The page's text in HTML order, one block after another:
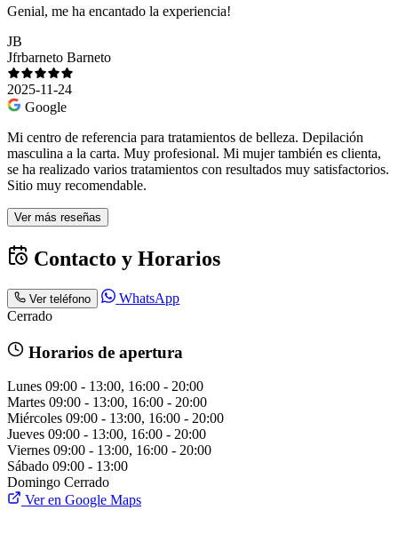
Genial, me ha encantado la experiencia!
JB
Jfrbarneto Barneto
2025-11-24
Google
Mi centro de referencia para tratamientos de belleza. Depilación
masculina a la carta. Muy profesional. Mi mujer también es clienta,
se ha realizado varios tratamientos con resultados muy satisfactorios.
Sitio muy recomendable.
Ver más reseñas
Contacto y Horarios
Ver teléfono
WhatsApp
Cerrado
Horarios de apertura
Lunes 09:00 - 13:00, 16:00 - 20:00
Martes 09:00 - 13:00, 16:00 - 20:00
Miércoles 09:00 - 13:00, 16:00 - 20:00
Jueves 09:00 - 13:00, 16:00 - 20:00
Viernes 09:00 - 13:00, 16:00 - 20:00
Sábado 09:00 - 13:00
Domingo Cerrado
Ver en Google Maps